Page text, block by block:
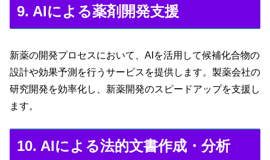
9. AIによる薬剤開発支援
新薬の開発プロセスにおいて、AIを活用して候補化合物の
設計や効果予測を行うサービスを提供します。製薬会社の
研究開発を効率化し、新薬開発のスピードアップを支援し
ます。
10. AIによる法的文書作成・分析